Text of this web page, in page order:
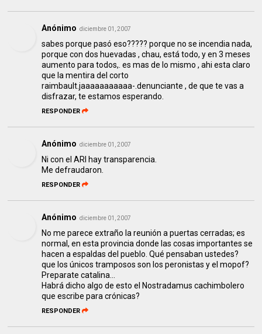
Anónimo diciembre 01, 2007
sabes porque pasó eso????? porque no se incendia nada,
porque con dos huevadas , chau, está todo, y en 3 meses
aumento para todos,. es mas de lo mismo , ahi esta claro
que la mentira del corto
raimbault.jaaaaaaaaaaa-.denunciante , de que te vas a
disfrazar, te estamos esperando.
RESPONDER
Anónimo diciembre 01, 2007
Ni con el ARI hay transparencia.
Me defraudaron.
RESPONDER
Anónimo diciembre 01, 2007
No me parece extraño la reunión a puertas cerradas; es
normal, en esta provincia donde las cosas importantes se
hacen a espaldas del pueblo. Qué pensaban ustedes?
que los únicos tramposos son los peronistas y el mopof?
Preparate catalina...
Habrá dicho algo de esto el Nostradamus cachimbolero
que escribe para crónicas?
RESPONDER